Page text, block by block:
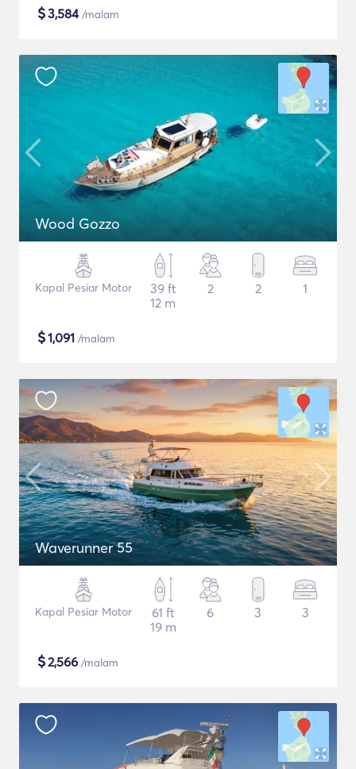
$3,584/malam
Wood Gozzo
Kapal Pesiar Motor
39 ft
12 m
2 2 1
$1,091 /malam
Waverunner 55
Kapal Pesiar Motor
61 ft
19 m
6 3 3
$2,566 /malam